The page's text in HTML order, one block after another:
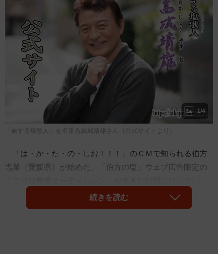
1/4
「旅する塩歌人」を名乗る高城靖雄さん（公式サイトより）
「は・か・た・の・しお！！！」のＣＭで知られる伯方
塩業（愛媛県）が始めた、「伯方の塩」ウェブ広告限定の
る。その企画を紹介する記事で、「初代が誰なのかわかる
人がもう社内にいない」という担当者の言葉をそのまま掲
続きを読む